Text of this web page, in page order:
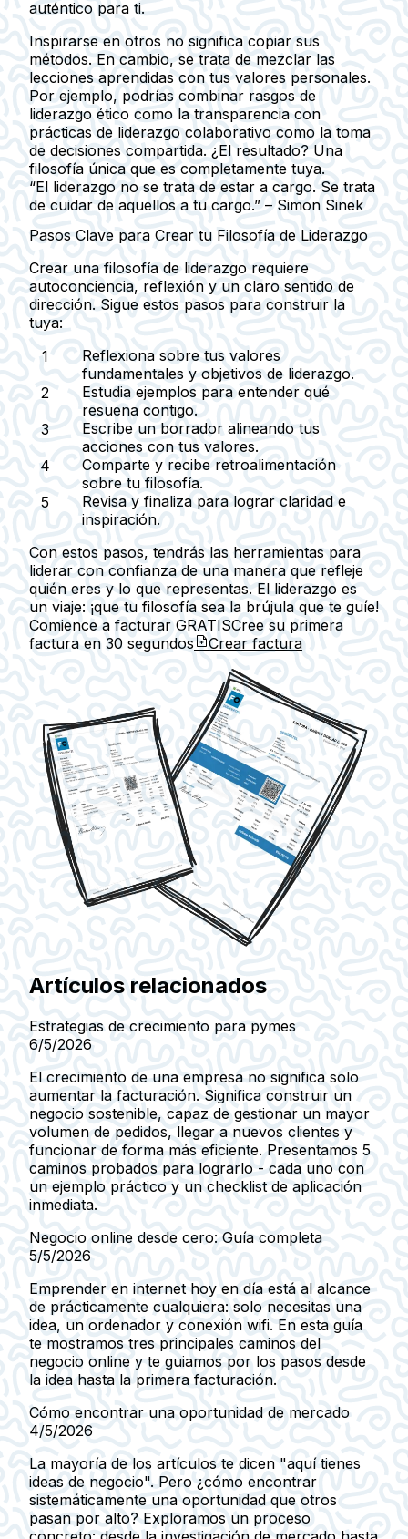
auténtico para ti.
Inspirarse en otros no significa copiar sus
métodos. En cambio, se trata de mezclar las
lecciones aprendidas con tus valores personales.
Por ejemplo, podrías combinar rasgos de
liderazgo ético como la transparencia con
prácticas de liderazgo colaborativo como la toma
de decisiones compartida. ¿El resultado? Una
filosofía única que es completamente tuya.
“El liderazgo no se trata de estar a cargo. Se trata
de cuidar de aquellos a tu cargo.” – Simon Sinek
Pasos Clave para Crear tu Filosofía de Liderazgo
Crear una filosofía de liderazgo requiere
autoconciencia, reflexión y un claro sentido de
dirección. Sigue estos pasos para construir la
tuya:
Reflexiona sobre tus valores
fundamentales y objetivos de liderazgo.
Estudia ejemplos para entender qué
resuena contigo.
Escribe un borrador alineando tus
acciones con tus valores.
Comparte y recibe retroalimentación
sobre tu filosofía.
Revisa y finaliza para lograr claridad e
inspiración.
Con estos pasos, tendrás las herramientas para
liderar con confianza de una manera que refleje
quién eres y lo que representas. El liderazgo es
un viaje: ¡que tu filosofía sea la brújula que te guíe!
Comience a facturar GRATISCree su primera
factura en 30 segundos Crear factura
Artículos relacionados
Estrategias de crecimiento para pymes
6/5/2026
El crecimiento de una empresa no significa solo
aumentar la facturación. Significa construir un
negocio sostenible, capaz de gestionar un mayor
volumen de pedidos, llegar a nuevos clientes y
funcionar de forma más eficiente. Presentamos 5
caminos probados para lograrlo - cada uno con
un ejemplo práctico y un checklist de aplicación
inmediata.
Negocio online desde cero: Guía completa
5/5/2026
Emprender en internet hoy en día está al alcance
de prácticamente cualquiera: solo necesitas una
idea, un ordenador y conexión wifi. En esta guía
te mostramos tres principales caminos del
negocio online y te guiamos por los pasos desde
la idea hasta la primera facturación.
Cómo encontrar una oportunidad de mercado
4/5/2026
La mayoría de los artículos te dicen "aquí tienes
ideas de negocio". Pero ¿cómo encontrar
sistemáticamente una oportunidad que otros
pasan por alto? Exploramos un proceso